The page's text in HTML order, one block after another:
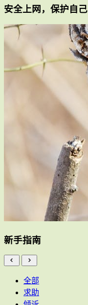
安全上网，保护自己
新手指南
全部
求助